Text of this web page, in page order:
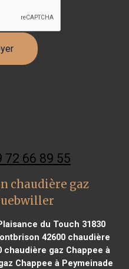
72 66 89 55
chaudière gaz
du Touch 31830
42600 chaudière
chaudière gaz Chappee à
Chappee à Peymeinade